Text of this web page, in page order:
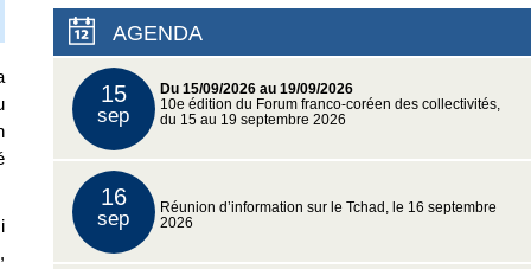
AGENDA
15
sep
Du 15/09/2026 au 19/09/2026
10e édition du Forum franco-coréen des collectivités,
du 15 au 19 septembre 2026
16
sep
Réunion d’information sur le Tchad, le 16 septembre
2026